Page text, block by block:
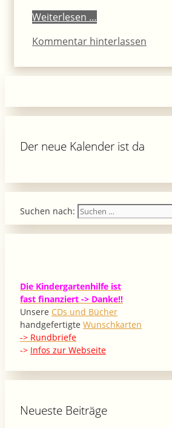
Weiterlesen …
Kommentar hinterlassen
Der neue Kalender ist da
Suchen nach:
Die Kindergartenhilfe ist
fast finanziert -> Danke!!
Unsere CDs und Bücher
handgefertigte Wunschkarten
-> Rundbriefe
-> Infos zur Webseite
Neueste Beiträge